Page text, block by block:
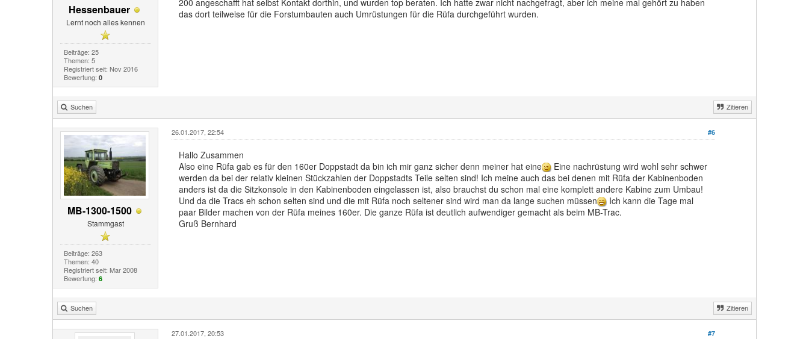
Hessenbauer
Lernt noch alles kennen
Beiträge: 25
Themen: 5
Registriert seit: Nov 2016
Bewertung: 0
das dort teilweise für die Forstumbauten auch Umrüstungen für die Rüfa durchgeführt wurden.
Suchen Zitieren
MB-1300-1500
Stammgast
Beiträge: 263
Themen: 40
Registriert seit: Mar 2008
Bewertung: 6
#6
26.01.2017, 22:54
Hallo Zusammen
Also eine Rüfa gab es für den 160er Doppstadt da bin ich mir ganz sicher denn meiner hat eine
Eine nachrüstung wird wohl sehr schwer
werden da bei der relativ kleinen Stückzahlen der Doppstadts Teile selten sind! Ich meine auch das bei denen mit Rüfa der Kabinenboden
anders ist da die Sitzkonsole in den Kabinenboden eingelassen ist, also brauchst du schon mal eine komplett andere Kabine zum Umbau!
Und da die Tracs eh schon selten sind und die mit Rüfa noch seltener sind wird man da lange suchen müssen
Ich kann die Tage mal
paar Bilder machen von der Rüfa meines 160er. Die ganze Rüfa ist deutlich aufwendiger gemacht als beim MB-Trac.
Gruß Bernhard
Suchen Zitieren
#7
27.01.2017, 20:53